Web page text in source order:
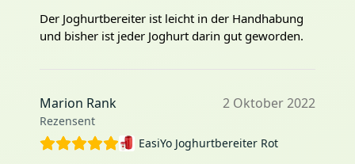
Der Joghurtbereiter ist leicht in der Handhabung
und bisher ist jeder Joghurt darin gut geworden.
Marion Rank
Rezensent
2 Oktober 2022
EasiYo Joghurtbereiter Rot